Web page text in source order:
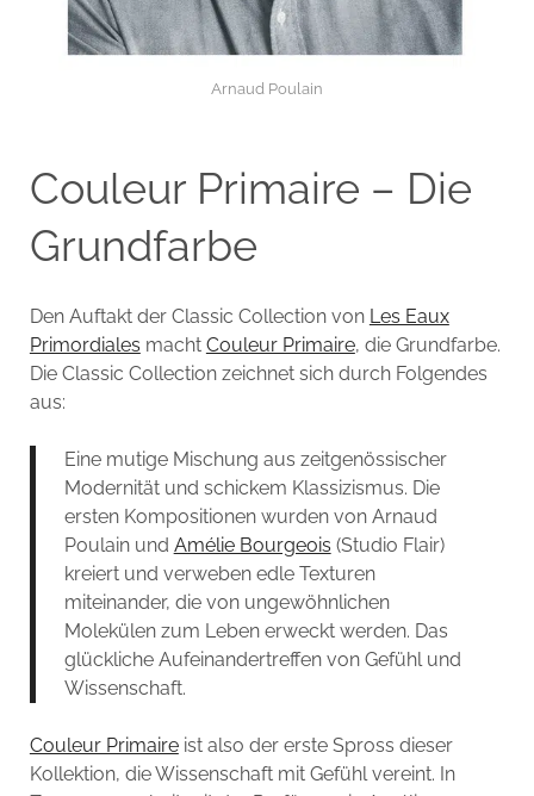
Arnaud Poulain
Couleur Primaire – Die
Grundfarbe
Den Auftakt der Classic Collection von Les Eaux
Primordiales macht Couleur Primaire, die Grundfarbe.
Die Classic Collection zeichnet sich durch Folgendes
aus:
Eine mutige Mischung aus zeitgenössischer
Modernität und schickem Klassizismus. Die
ersten Kompositionen wurden von Arnaud
Poulain und Amélie Bourgeois (Studio Flair)
kreiert und verweben edle Texturen
miteinander, die von ungewöhnlichen
Molekülen zum Leben erweckt werden. Das
glückliche Aufeinandertreffen von Gefühl und
Wissenschaft.
Couleur Primaireist also der erste Spross dieser
Kollektion, die Wissenschaft mit Gefühl vereint. In